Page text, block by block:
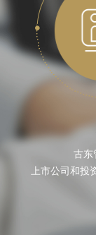
古东
上市公司和投